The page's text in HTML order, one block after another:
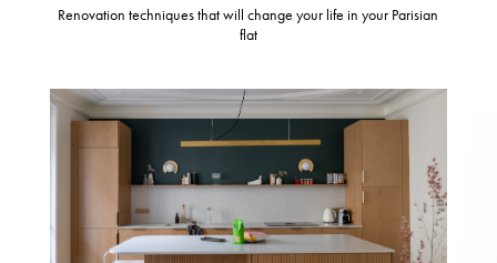
Renovation techniques that will change your life in your Parisian
flat